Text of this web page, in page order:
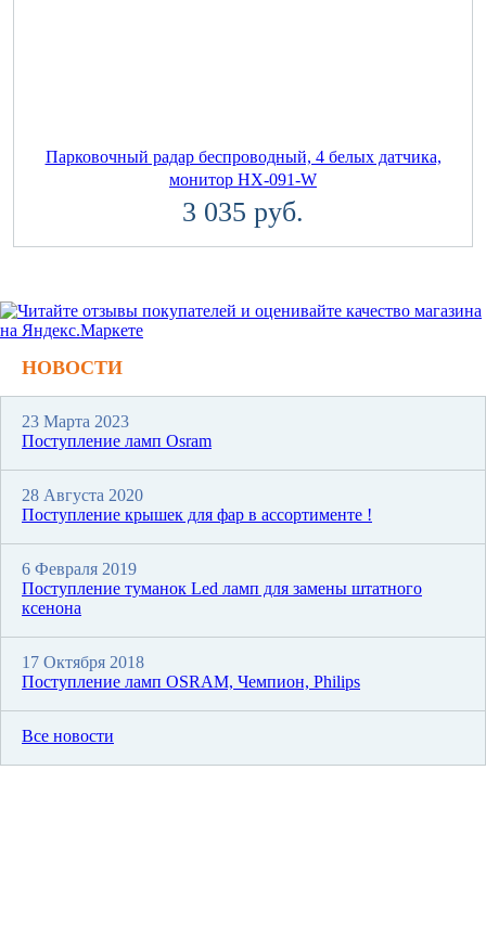
Парковочный радар беспроводный, 4 белых датчика,
монитор HX-091-W
3 035 руб.
НОВОСТИ
23 Марта 2023
Поступление ламп Osram
28 Августа 2020
Поступление крышек для фар в ассортименте !
6 Февраля 2019
Поступление туманок Led ламп для замены штатного
ксенона
17 Октября 2018
Поступление ламп OSRAM, Чемпион, Philips
Все новости